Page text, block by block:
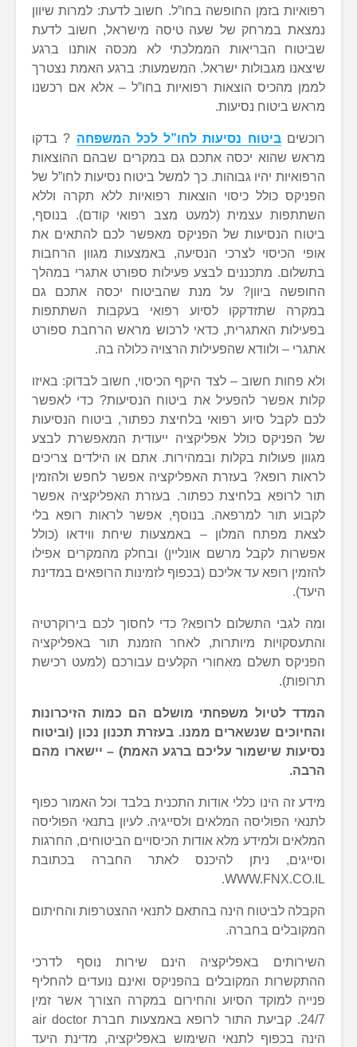
רפואיות בזמן החופשה בחו”ל. חשוב לדעת: למרות שיוון
נמצאת במרחק של שעה טיסה מישראל, חשוב לדעת
שביטוח הבריאות הממלכתי לא מכסה אותנו ברגע
שיצאנו מגבולות ישראל. המשמעות: ברגע האמת נצטרך
לממן מהכיס הוצאות רפואיות בחו”ל – אלא אם רכשנו
מראש ביטוח נסיעות.
רוכשיםביטוח נסיעות לחו”ל לכל המשפחה ? בדקו
מראש שהוא יכסה אתכם גם במקרים שבהם ההוצאות
הרפואיות יהיו גבוהות. כך למשל ביטוח נסיעות לחו”ל של
הפניקס כולל כיסוי הוצאות רפואיות ללא תקרה וללא
השתתפות עצמית (למעט מצב רפואי קודם). בנוסף,
ביטוח הנסיעות של הפניקס מאפשר לכם להתאים את
אופי הכיסוי לצרכי הנסיעה, באמצעות מגוון הרחבות
בתשלום. מתכננים לבצע פעילות ספורט אתגרי במהלך
החופשה ביוון? על מנת שהביטוח יכסה אתכם גם
במקרה שתזדקקו לסיוע רפואי בעקבות השתתפות
בפעילות האתגרית, כדאי לרכוש מראש הרחבת ספורט
אתגרי – ולוודא שהפעילות הרצויה כלולה בה.
ולא פחות חשוב – לצד היקף הכיסוי, חשוב לבדוק: באיזו
קלות אפשר להפעיל את ביטוח הנסיעות? כדי לאפשר
לכם לקבל סיוע רפואי בלחיצת כפתור, ביטוח הנסיעות
של הפניקס כולל אפליקציה ייעודית המאפשרת לבצע
מגוון פעולות בקלות ובמהירות. אתם או הילדים צריכים
לראות רופא? בעזרת האפליקציה אפשר לחפש ולהזמין
תור לרופא בלחיצת כפתור. בעזרת האפליקציה אפשר
לקבוע תור למרפאה. בנוסף, אפשר לראות רופא בלי
לצאת מפתח המלון – באמצעות שיחת ווידאו (כולל
אפשרות לקבל מרשם אונליין) ובחלק מהמקרים אפילו
להזמין רופא עד אליכם (בכפוף לזמינות הרופאים במדינת
היעד).
ומה לגבי התשלום לרופא? כדי לחסוך לכם בירוקרטיה
והתעסקויות מיותרות, לאחר הזמנת תור באפליקציה
הפניקס תשלם מאחורי הקלעים עבורכם (למעט רכישת
תרופות).
המדד לטיול משפחתי מושלם הם כמות הזיכרונות
והחיוכים שנשארים ממנו. בעזרת תכנון נכון (וביטוח
נסיעות שישמור עליכם ברגע האמת) – יישארו מהם
הרבה.
מידע זה הינו כללי אודות התכנית בלבד וכל האמור כפוף
לתנאי הפוליסה המלאים ולסייגיה. לעיון בתנאי הפוליסה
המלאים ולמידע מלא אודות הכיסויים הביטוחים, החרגות
וסייגים, ניתן להיכנס לאתר החברה בכתובת
WWW.FNX.CO.IL.
הקבלה לביטוח הינה בהתאם לתנאי ההצטרפות והחיתום
המקובלים בחברה.
השירותים באפליקציה הינם שירות נוסף לדרכי
ההתקשרות המקובלים בהפניקס ואינם נועדים להחליף
פנייה למוקד הסיוע והחירום במקרה הצורך אשר זמין
24/7. קביעת התור לרופא באמצעות חברת air doctor
הינה בכפוף לתנאי השימוש באפליקציה, מדינת היעד